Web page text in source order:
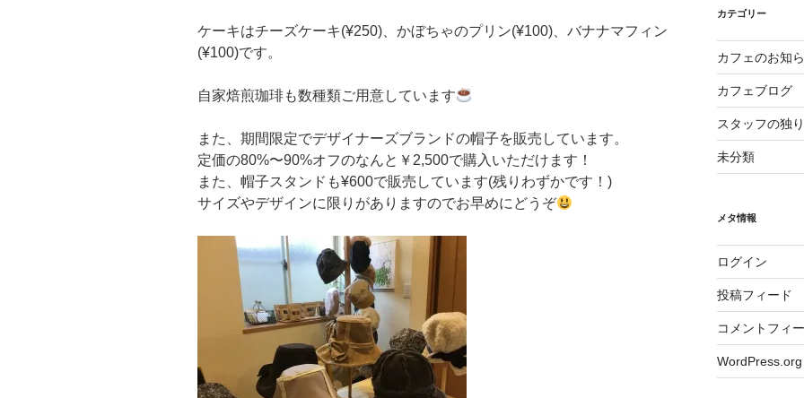
ケーキはチーズケーキ(¥250)、かぼちゃのプリン(¥100)、バナナマフィン
(¥100)です。
自家焙煎珈琲も数種類ご用意しています
また、期間限定でデザイナーズブランドの帽子を販売しています。
定価の80%〜90%オフのなんと￥2,500で購入いただけます！
また、帽子スタンドも¥600で販売しています(残りわずかです！)
サイズやデザインに限りがありますのでお早めにどうぞ
カテゴリー
カフェのお知
カフェブログ
スタッフの独
未分類
メタ情報
ログイン
投稿フィード
コメントフィ
WordPress.org